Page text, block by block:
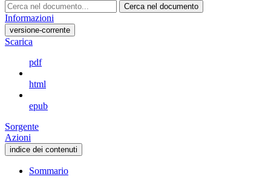
Cerca nel documento
Informazioni
versione-corrente
Scarica
pdf
html
epub
Sorgente
Azioni
indice dei contenuti
Sommario